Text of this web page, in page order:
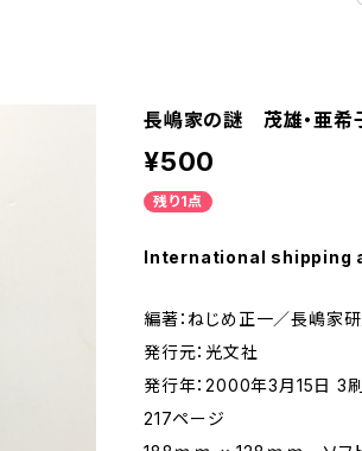
長嶋家の謎 茂雄・亜希
¥500
残り1点
International shipping
編著：ねじめ正一／長嶋家
発行元：光文社
発行年：2000年3月15日 3刷
217ページ